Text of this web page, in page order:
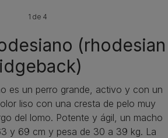
(rhodesian
es un perro grande, activo y con un
liso con una cresta de pelo muy
del lomo. Potente y ágil, un macho
y 69 cm y pesa de 30 a 39 kg. La
1 de 4